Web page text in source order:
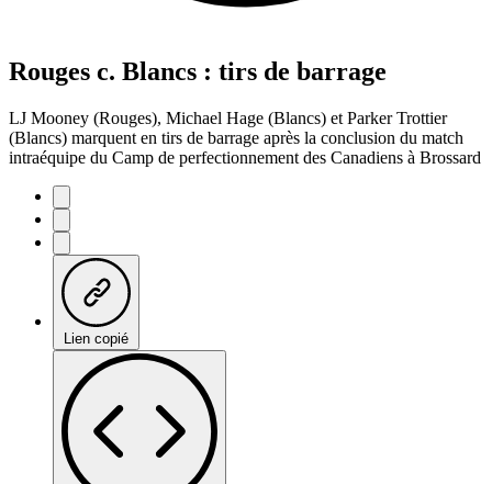
Rouges c. Blancs : tirs de barrage
LJ Mooney (Rouges), Michael Hage (Blancs) et Parker Trottier
(Blancs) marquent en tirs de barrage après la conclusion du match
intraéquipe du Camp de perfectionnement des Canadiens à Brossard
Lien copié